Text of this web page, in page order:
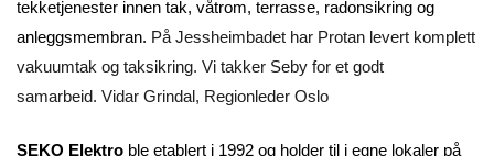
tekketjenester innen tak, våtrom, terrasse, radonsikring og
anleggsmembran. På Jessheimbadet har Protan levert komplett
vakuumtak og taksikring. Vi takker Seby for et godt
samarbeid. Vidar Grindal, Regionleder Oslo
SEKO Elektro ble etablert i 1992 og holder til i egne lokaler på